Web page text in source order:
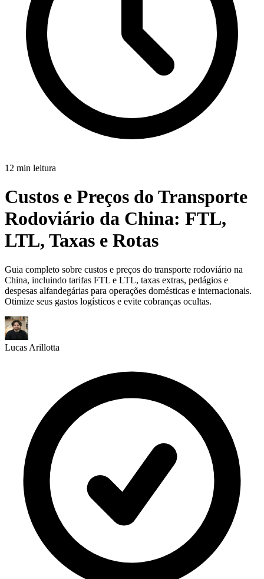
12 min leitura
Custos e Preços do Transporte
Rodoviário da China: FTL,
LTL, Taxas e Rotas
Guia completo sobre custos e preços do transporte rodoviário na
China, incluindo tarifas FTL e LTL, taxas extras, pedágios e
despesas alfandegárias para operações domésticas e internacionais.
Otimize seus gastos logísticos e evite cobranças ocultas.
Lucas Arillotta